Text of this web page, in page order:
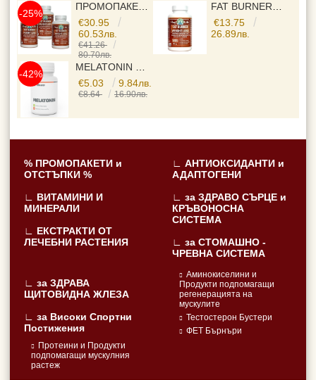
ПРОМОПАКЕТ 3 БР - FAT BURNER▐ ФЕТ БЪРНЪР ► ЗА ОТСЛАБВАНЕ И КОНТРОЛ НА ТЕГЛОТО, С ЕКСТРАКТ ОТ ГУАРАНА , ЗЕЛЕН ЧАЙ, МАЛИНОВИ КЕТОНИ, L-CARNITINE И ВИТАМИНИ, 525 MG, 3X120 КАПСУЛИ,
-25%
€30.95
60.53лв.
€41.26
80.70лв.
FAT BURNER▐ ФЕТ БЪРНЪР ► ЗА ОТСЛАБВАНЕ И КОНТРОЛ НА ТЕГЛОТО, С ЕКСТРАКТ ОТ ГУАРАНА , ЗЕЛЕН ЧАЙ, МАЛИНОВИ КЕТОНИ, L-CARNITINE И ВИТАМИНИ, 525 MG, 120 КАПСУЛИ,
€13.75
26.89лв.
MELATONIN ▐ МЕЛАТОНИН GYMBEAM ► ЗА ДОБЪР СЪН ,120 ТАБЛЕТКИ
-42%
€5.03
9.84лв.
€8.64 16.90лв.
% ПРОМОПАКЕТИ и
ОТСТЪПКИ %
∟ ВИТАМИНИ И
МИНЕРАЛИ
∟ ЕКСТРАКТИ ОТ
ЛЕЧЕБНИ РАСТЕНИЯ
∟ АНТИОКСИДАНТИ и
АДАПТОГЕНИ
∟ за ЗДРАВО СЪРЦЕ и
КРЪВОНОСНА
СИСТЕМА
∟ за СТОМАШНО -
ЧРЕВНА СИСТЕМА
∟ за ЗДРАВА
ЩИТОВИДНА ЖЛЕЗА
∟ за Високи Спортни
Постижения
Протеини и Продукти
подпомагащи мускулния
растеж
Аминокиселини и
Продукти подпомагащи
регенерацията на
мускулите
Тестостерон Бустери
ФЕТ Бърнъри